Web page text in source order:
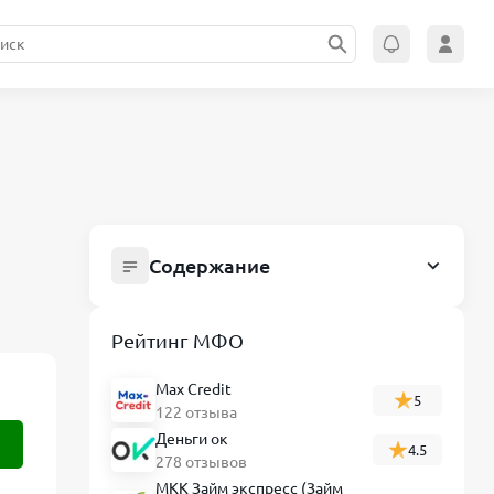
Содержание
Лайтмон
лицензии ЦБ РФ
Требования к заёмщику
Рейтинг МФО
Max Credit
122 отзыва
5
Деньги ок
278 отзывов
4.5
МКК Займ экспресс (Займ